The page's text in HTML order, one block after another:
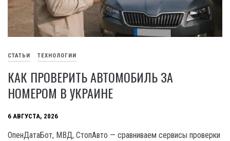
СТАТЬИ ТЕХНОЛОГИИ
КАК ПРОВЕРИТЬ АВТОМОБИЛЬ ЗА
НОМЕРОМ В УКРАИНЕ
6 АВГУСТА, 2026
ОпенДатаБот, МВД, СтопАвто — сравниваем сервисы проверки